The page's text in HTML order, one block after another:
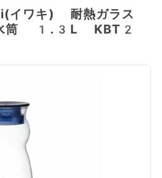
ワキ) 耐熱ガラス
水筒 1.3L KBT2